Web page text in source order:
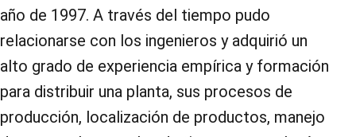
año de 1997. A través del tiempo pudo
relacionarse con los ingenieros y adquirió un
alto grado de experiencia empírica y formación
para distribuir una planta, sus procesos de
producción, localización de productos, manejo